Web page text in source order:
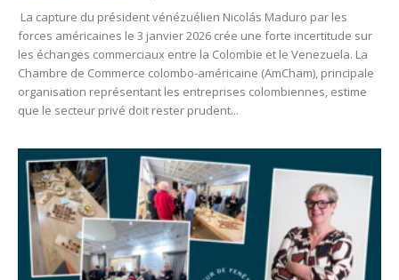
La capture du président vénézuélien Nicolás Maduro par les
forces américaines le 3 janvier 2026 crée une forte incertitude sur
les échanges commerciaux entre la Colombie et le Venezuela. La
Chambre de Commerce colombo-américaine (AmCham), principale
organisation représentant les entreprises colombiennes, estime
que le secteur privé doit rester prudent...